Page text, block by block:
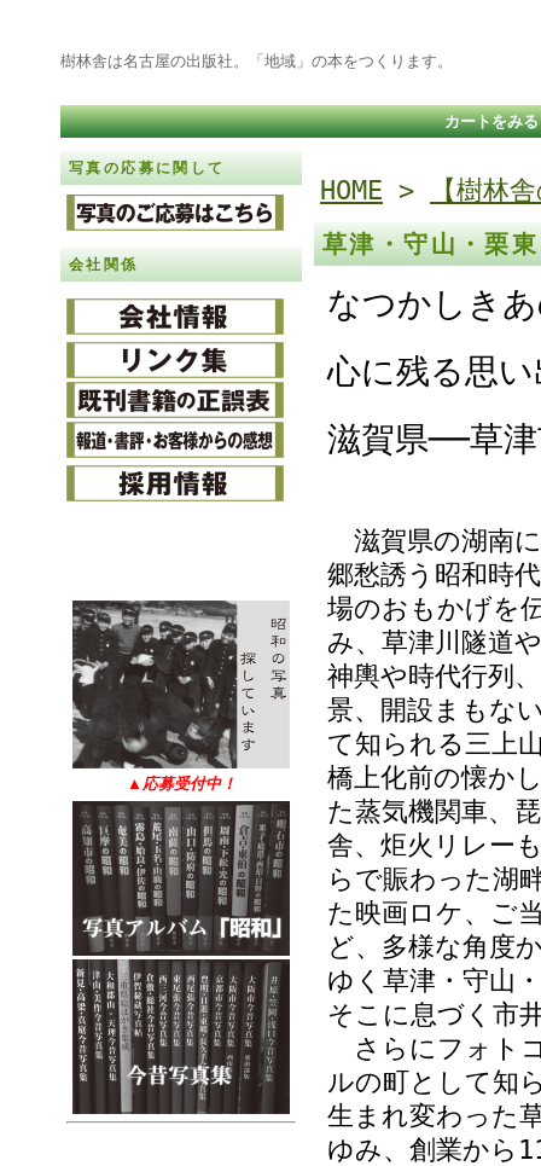
樹林舎は名古屋の出版社。「地域」の本をつくります。
カートをみる
写真の応募に関して
会社関係
▲ 応募受付中！
HOME > 【樹林
草津・守山・栗
なつかしき
心に残る思
滋賀県──草
滋賀県の湖南
郷愁誘う昭和時
場のおもかげを
み、草津川隧道
神輿や時代行列
景、開設まもな
て知られる三上
橋上化前の懐か
た蒸気機関車、
舎、炬火リレー
らで賑わった湖
た映画ロケ、ご
ど、多様な角度
ゆく草津・守山
そこに息づく市
さらにフォト
ルの町として知
生まれ変わった
ゆみ、創業から